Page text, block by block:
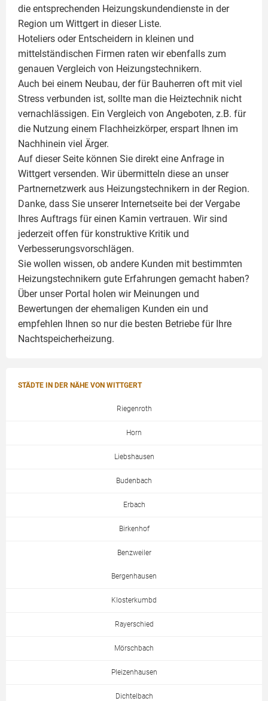
die entsprechenden Heizungskundendienste in der
Region um Wittgert in dieser Liste.
Hoteliers oder Entscheidern in kleinen und
mittelständischen Firmen raten wir ebenfalls zum
genauen Vergleich von Heizungstechnikern.
Auch bei einem Neubau, der für Bauherren oft mit viel
Stress verbunden ist, sollte man die Heiztechnik nicht
vernachlässigen. Ein Vergleich von Angeboten, z.B. für
die Nutzung einem Flachheizkörper, erspart Ihnen im
Nachhinein viel Ärger.
Auf dieser Seite können Sie direkt eine Anfrage in
Wittgert versenden. Wir übermitteln diese an unser
Partnernetzwerk aus Heizungstechnikern in der Region.
Danke, dass Sie unserer Internetseite bei der Vergabe
Ihres Auftrags für einen Kamin vertrauen. Wir sind
jederzeit offen für konstruktive Kritik und
Verbesserungsvorschlägen.
Sie wollen wissen, ob andere Kunden mit bestimmten
Heizungstechnikern gute Erfahrungen gemacht haben?
Über unser Portal holen wir Meinungen und
Bewertungen der ehemaligen Kunden ein und
empfehlen Ihnen so nur die besten Betriebe für Ihre
Nachtspeicherheizung.
STÄDTE IN DER NÄHE VON WITTGERT
Riegenroth
Horn
Liebshausen
Budenbach
Erbach
Birkenhof
Benzweiler
Bergenhausen
Klosterkumbd
Rayerschied
Mörschbach
Pleizenhausen
Dichtelbach